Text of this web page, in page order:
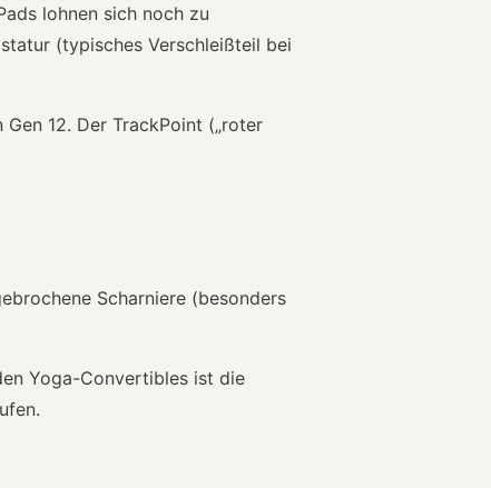
lohnen sich noch zu
(typisches Verschleißteil bei
12. Der TrackPoint („roter
Scharniere (besonders
Yoga-Convertibles ist die